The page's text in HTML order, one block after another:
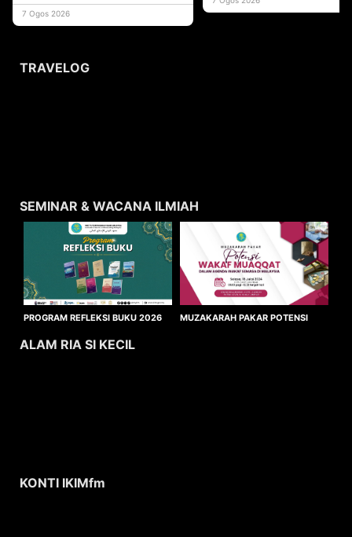
usaha
7 Ogos 2026
TRAVELOG
SEMINAR & WACANA ILMIAH
PROGRAM REFLEKSI BUKU 2026
MUZAKARAH PAKAR POTENSI
ALAM RIA SI KECIL
KONTI IKIMfm